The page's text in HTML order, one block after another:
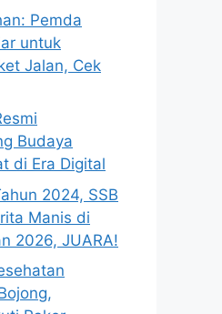
Pemda
untuk
Jalan, Cek
Budaya
di Era Digital
2024, SSB
Manis di
2026, JUARA!